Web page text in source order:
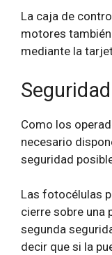
La caja de
motores
mediante la
Seguridad
Como los
necesario
seguridad
Las fotocélulas
cierre sobre una
segunda
decir que si la